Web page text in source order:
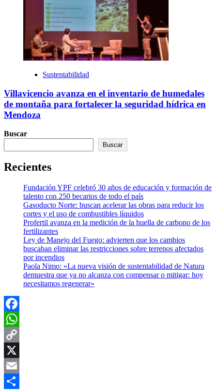
Sustentabilidad
Villavicencio avanza en el inventario de humedales
de montaña para fortalecer la seguridad hídrica en
Mendoza
Buscar
Buscar
Recientes
Fundación YPF celebró 30 años de educación y formación de
talento con 250 becarios de todo el país
Gasoducto Norte: buscan acelerar las obras para reducir los
cortes y el uso de combustibles líquidos
Profertil avanza en la medición de la huella de carbono de los
fertilizantes
Ley de Manejo del Fuego: advierten que los cambios
buscaban eliminar las restricciones sobre terrenos afectados
por incendios
Paola Nimo: «La nueva visión de sustentabilidad de Natura
demuestra que ya no alcanza con compensar o mitigar: hoy
necesitamos regenerar»
Facebook
WhatsApp
Copy
Link
X
Email